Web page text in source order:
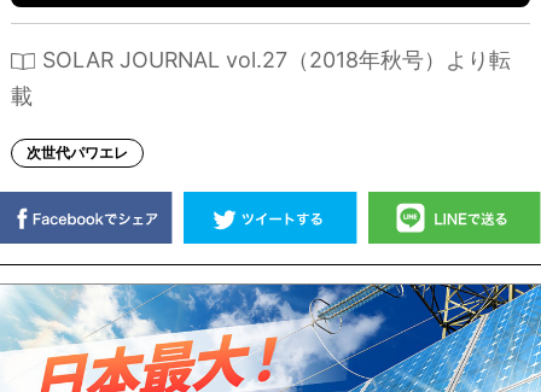
SOLAR JOURNAL vol.27（2018年秋号）より転
載
次世代パワエレ